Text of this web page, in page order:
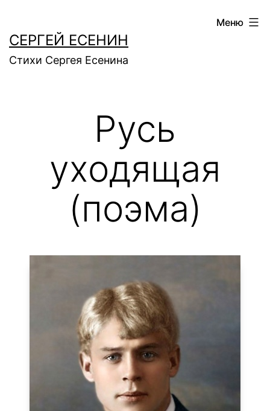
содержимому
СЕРГЕЙ ЕСЕНИН
Стихи Сергея Есенина
Меню
Русь
уходящая
(поэма)